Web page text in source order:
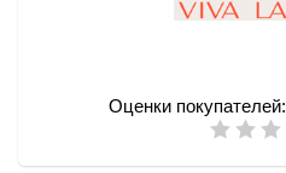
Оценки покупателей: